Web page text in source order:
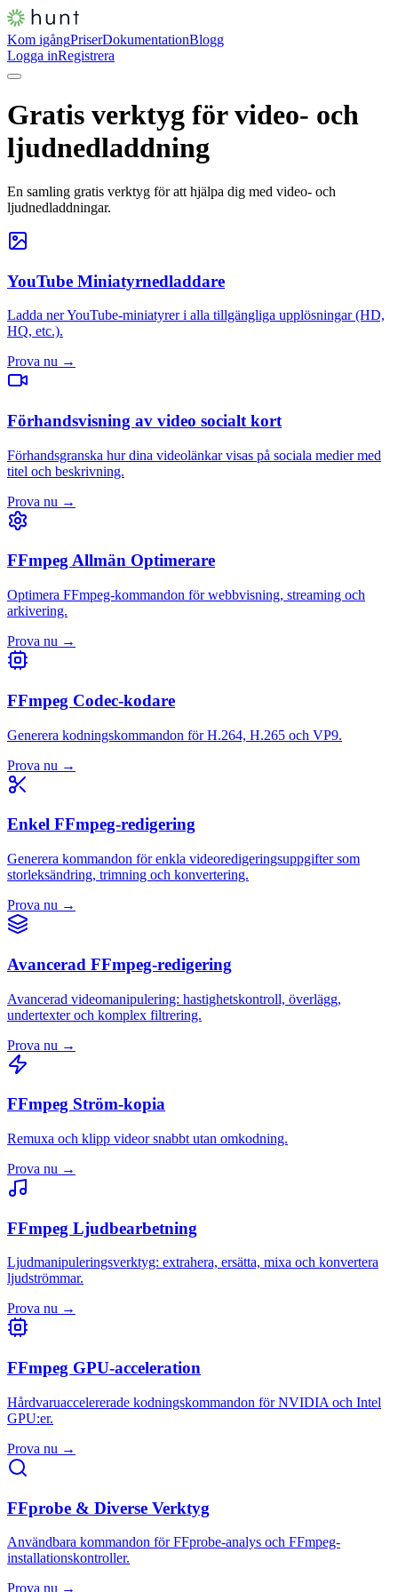
Kom igångPriserDokumentationBlogg
Logga inRegistrera
Gratis verktyg för video- och
ljudnedladdning
En samling gratis verktyg för att hjälpa dig med video- och
ljudnedladdningar.
YouTube Miniatyrnedladdare
Ladda ner YouTube-miniatyrer i alla tillgängliga upplösningar (HD,
HQ, etc.).
Prova nu →
Förhandsvisning av video socialt kort
Förhandsgranska hur dina videolänkar visas på sociala medier med
titel och beskrivning.
Prova nu →
FFmpeg Allmän Optimerare
Optimera FFmpeg-kommandon för webbvisning, streaming och
arkivering.
Prova nu →
FFmpeg Codec-kodare
Generera kodningskommandon för H.264, H.265 och VP9.
Prova nu →
Enkel FFmpeg-redigering
Generera kommandon för enkla videoredigeringsuppgifter som
storleksändring, trimning och konvertering.
Prova nu →
Avancerad FFmpeg-redigering
Avancerad videomanipulering: hastighetskontroll, överlägg,
undertexter och komplex filtrering.
Prova nu →
FFmpeg Ström-kopia
Remuxa och klipp videor snabbt utan omkodning.
Prova nu →
FFmpeg Ljudbearbetning
Ljudmanipuleringsverktyg: extrahera, ersätta, mixa och konvertera
ljudströmmar.
Prova nu →
FFmpeg GPU-acceleration
Hårdvaruaccelererade kodningskommandon för NVIDIA och Intel
GPU:er.
Prova nu →
FFprobe & Diverse Verktyg
Användbara kommandon för FFprobe-analys och FFmpeg-
installationskontroller.
Prova nu →